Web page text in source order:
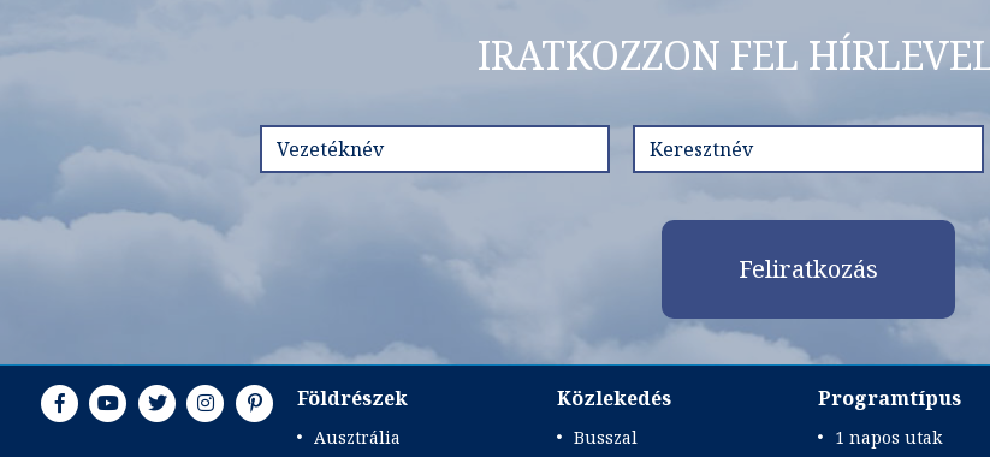
IRATKOZZON FEL
Feliratkozás
Földrészek
Ausztrália
Közlekedés
Busszal
Programtípus
1 napos utak